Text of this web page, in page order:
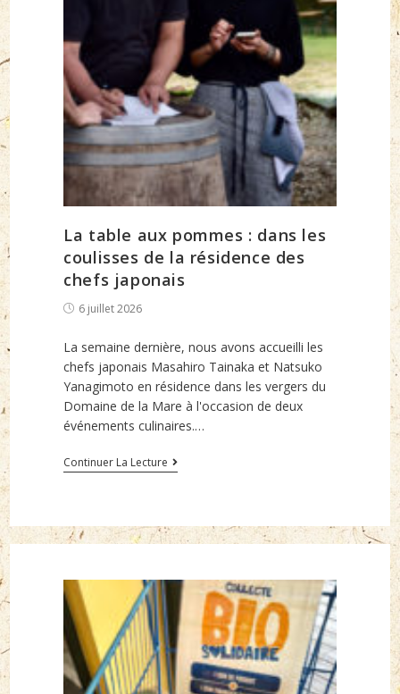
La table aux pommes : dans les
coulisses de la résidence des
chefs japonais
Post6 juillet 2026
La semaine dernière, nous avons accueilli les
chefs japonais Masahiro Tainaka et Natsuko
Yanagimoto en résidence dans les vergers du
Domaine de la Mare à l'occasion de deux
événements culinaires.…
Continuer La Lecture
La
pommes
les
coulisses
de
résidence